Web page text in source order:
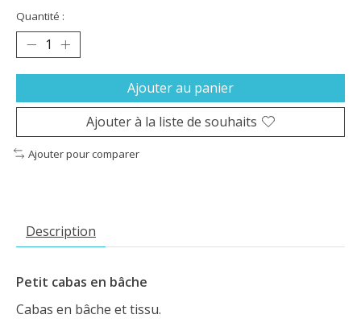
Quantité :
Ajouter au panier
Ajouter à la liste de souhaits
Ajouter pour comparer
Description
Petit cabas en bâche
Cabas en bâche et tissu.